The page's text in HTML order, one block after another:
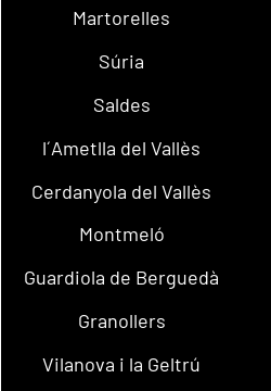
Martorelles
Súria
Saldes
l´Ametlla del Vallès
Cerdanyola del Vallès
Montmeló
Guardiola de Berguedà
Granollers
Vilanova i la Geltrú